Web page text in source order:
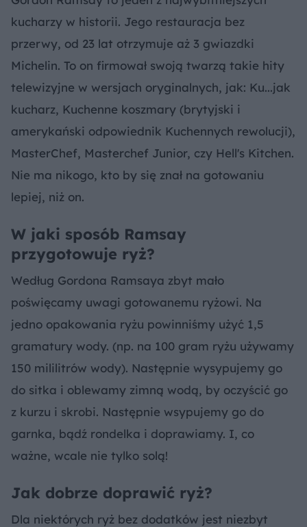
kucharzy w historii. Jego restauracja bez
przerwy, od 23 lat otrzymuje aż 3 gwiazdki
Michelin. To on firmował swoją twarzą takie hity
telewizyjne w wersjach oryginalnych, jak: Ku...jak
kucharz, Kuchenne koszmary (brytyjski i
amerykański odpowiednik Kuchennych rewolucji),
MasterChef, Masterchef Junior, czy Hell's Kitchen.
Nie ma nikogo, kto by się znał na gotowaniu
lepiej, niż on.
W jaki sposób Ramsay
przygotowuje ryż?
Według Gordona Ramsaya zbyt mało
poświęcamy uwagi gotowanemu ryżowi. Na
jedno opakowania ryżu powinniśmy użyć 1,5
gramatury wody. (np. na 100 gram ryżu używamy
150 mililitrów wody). Następnie wysypujemy go
do sitka i oblewamy zimną wodą, by oczyścić go
z kurzu i skrobi. Następnie wsypujemy go do
garnka, bądź rondelka i doprawiamy. I, co
ważne, wcale nie tylko solą!
Jak dobrze doprawić ryż?
Dla niektórych ryż bez dodatków jest niezbyt